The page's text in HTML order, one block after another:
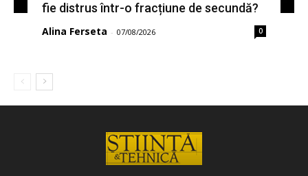
fie distrus într-o fracțiune de secundă?
Alina Ferseta - 07/08/2026 0